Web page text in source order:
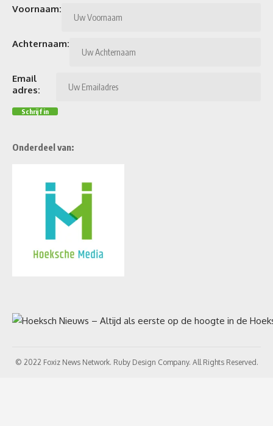
Voornaam:
Achternaam:
Email
adres:
Onderdeel van:
© 2022 Foxiz News Network. Ruby Design Company. All Rights Reserved.